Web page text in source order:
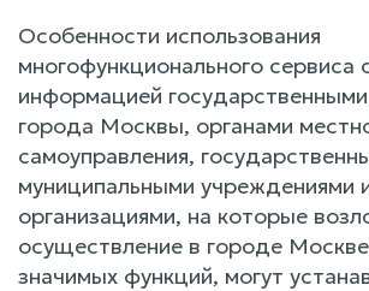
Особенности использования
многофункционального сервиса
информацией
города Москвы, органами
самоуправления,
муниципальными учреждениями
организациями, на которые
осуществление в городе
значимых функций, могут